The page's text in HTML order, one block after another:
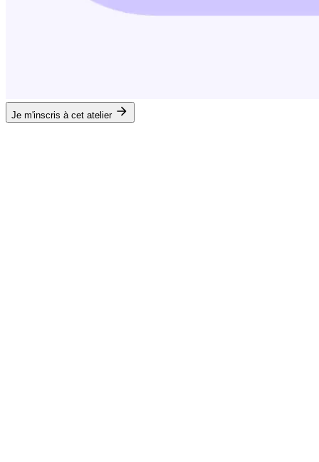
Je m'inscris à cet atelier